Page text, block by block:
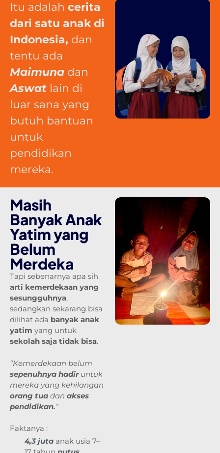
Itu adalah cerita
dari satu anak di
Indonesia, dan
tentu ada
Maimuna dan
Aswat lain di
luar sana yang
butuh bantuan
untuk
pendidikan
mereka.
Masih
Banyak Anak
Yatim yang
Belum
Merdeka
Tapi sebenarnya apa sih
arti kemerdekaan yang
sesungguhnya,
sedangkan sekarang bisa
dilihat ada banyak anak
yatim yang untuk
sekolah saja tidak bisa.
“Kemerdekaan belum
sepenuhnya hadiruntuk
mereka yang kehilangan
orang tua dan akses
pendidikan.”
Faktanya :
4,3 jutaanak usia 7–